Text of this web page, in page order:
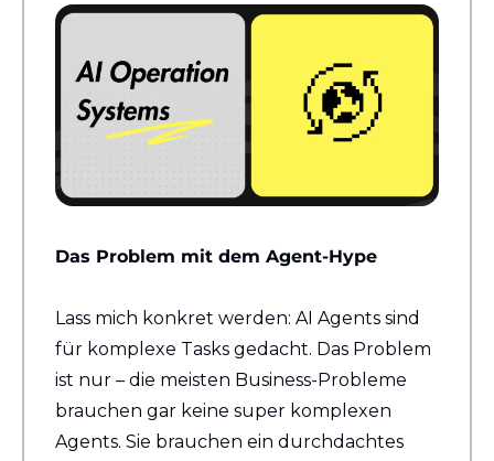
Das Problem mit dem Agent-Hype
Lass mich konkret werden: AI Agents sind
für komplexe Tasks gedacht. Das Problem
ist nur – die meisten Business-Probleme
brauchen gar keine super komplexen
Agents. Sie brauchen ein durchdachtes